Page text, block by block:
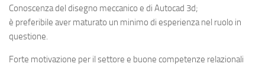
Conoscenza del disegno meccanico e di Autocad 3d;
è preferibile aver maturato un minimo di esperienza nel ruolo in
questione.
Forte motivazione per il settore e buone competenze relazionali